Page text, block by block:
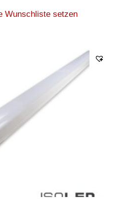
Wunschliste setzen